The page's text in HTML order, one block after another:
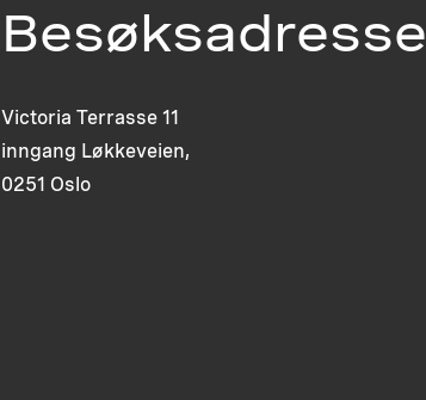
Besøksadresse
Victoria Terrasse 11
inngang Løkkeveien,
0251 Oslo